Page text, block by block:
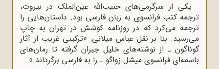
یکى از سرگرمى‌هاى حبیب‌اللّه‌ عین‌الملک در بیروت،
ترجمه کتب فرانسوى به زبان فارسى بود. داستان‌هایى را
ترجمه مى‌کرد که در روزنامه کوشش در تهران به چاپ
مى‌رسید. بنا بر نقل عباس میلانى: «ترکیبى غریب از آثار
گوناگون ـ از نوشته‌هاى خلیل جبران گرفته تا رمان‌هاى
باسمه‌اى فرانسوى میشل زواگو ـ را به فارسى برگرداند.»